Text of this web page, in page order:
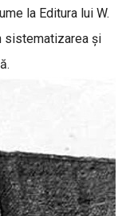
la Editura lui W.
sistematizarea și